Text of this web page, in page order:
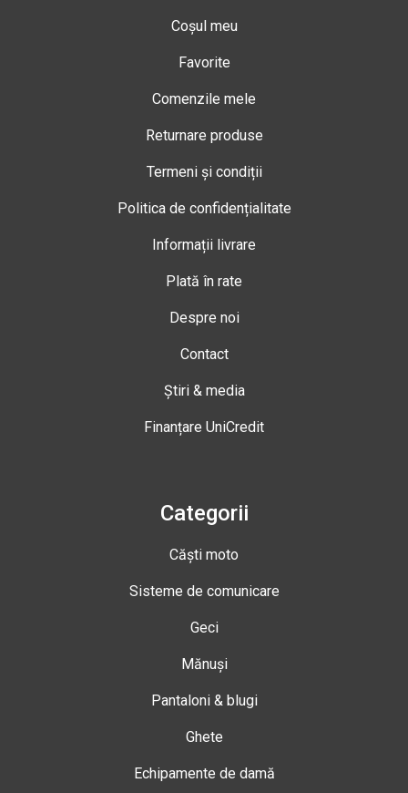
Coșul meu
Favorite
Comenzile mele
Returnare produse
Termeni și condiții
Politica de confidențialitate
Informații livrare
Plată în rate
Despre noi
Contact
Știri & media
Finanțare UniCredit
Categorii
Căști moto
Sisteme de comunicare
Geci
Mănuși
Pantaloni & blugi
Ghete
Echipamente de damă